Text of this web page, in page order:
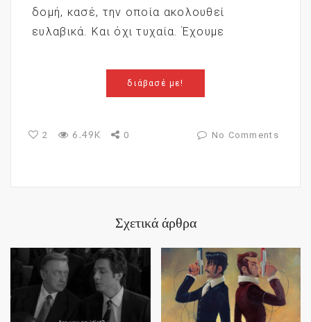
δομή, κασέ, την οποία ακολουθεί
ευλαβικά. Και όχι τυχαία. Έχουμε
διάβασέ με!
2 6.49K 0 No Comments
Σχετικά άρθρα